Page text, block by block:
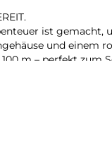
ist gemacht,
und einem
m – perfekt zum